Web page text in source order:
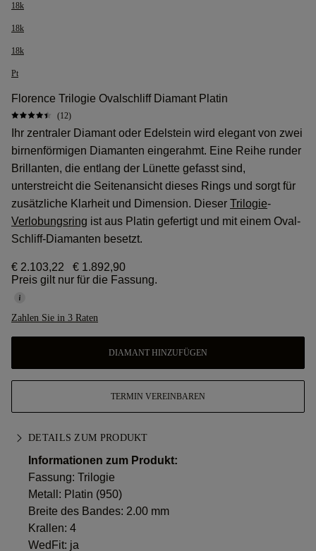
18k
18k
18k
Pt
Florence Trilogie Ovalschliff Diamant Platin
(12)
Ihr zentraler Diamant oder Edelstein wird elegant von zwei
birnenförmigen Diamanten eingerahmt. Eine Reihe runder
Brillanten, die entlang der Lünette gefasst sind,
unterstreicht die Seitenansicht dieses Rings und sorgt für
zusätzliche Klarheit und Dimension. Dieser Trilogie-
Verlobungsring ist aus Platin gefertigt und mit einem Oval-
Schliff-Diamanten besetzt.
€ 2.103,22
€ 1.892,90
Preis gilt nur für die Fassung.
Zahlen Sie in 3 Raten
DIAMANT HINZUFÜGEN
TERMIN VEREINBAREN
DETAILS ZUM PRODUKT
Informationen zum Produkt:
Fassung: Trilogie
Metall: Platin (950)
Breite des Bandes: 2.00 mm
Krallen: 4
WedFit: ja